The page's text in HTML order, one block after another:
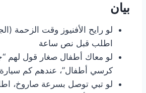
بيان
لو رايح الأفنيوز وقت الزحمة
اطلب قبل نص ساعة
لو معاك أطفال صغار قول لهم
كرسي أطفال”، عندهم كم